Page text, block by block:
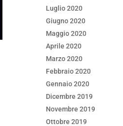
Luglio 2020
Giugno 2020
Maggio 2020
Aprile 2020
Marzo 2020
Febbraio 2020
Gennaio 2020
Dicembre 2019
Novembre 2019
Ottobre 2019